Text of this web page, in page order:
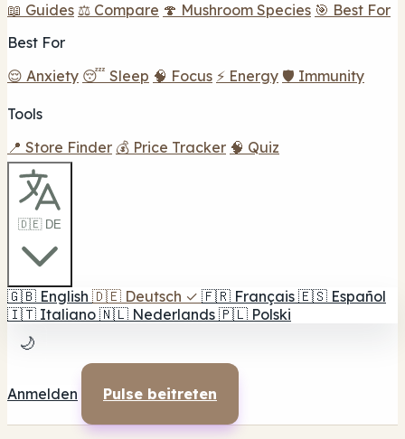
📖 Guides ⚖️ Compare 🍄 Mushroom Species 🎯 Best For
Best For
😌 Anxiety 😴 Sleep 🧠 Focus ⚡ Energy 🛡️ Immunity
Tools
📍 Store Finder 💰 Price Tracker 🧠 Quiz
🇩🇪 DE
🇬🇧 English 🇩🇪 Deutsch ✓ 🇫🇷 Français 🇪🇸 Español
🇮🇹 Italiano 🇳🇱 Nederlands 🇵🇱 Polski
🌙
Anmelden Pulse beitreten